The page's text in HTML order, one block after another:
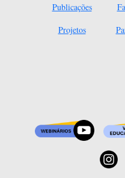
Publicações
Projetos